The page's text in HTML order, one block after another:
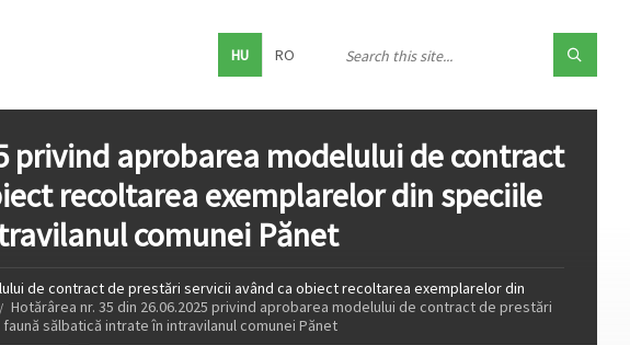
HU RO
privind aprobarea modelului de contract
recoltarea exemplarelor din speciile
comunei Pănet
de contract de prestări servicii având ca obiect recoltarea exemplarelor din
Hotărârea nr. 35 din 26.06.2025 privind aprobarea modelului de contract de prestări
sălbatică intrate în intravilanul comunei Pănet